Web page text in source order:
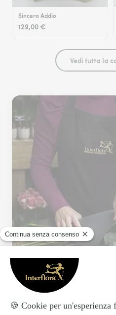
Sincero Addio
129,00 €
Vedi tutta la